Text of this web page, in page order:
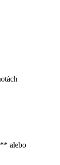
alebo⁣